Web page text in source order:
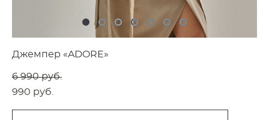
Джемпер «ADORE»
6 990 pуб.
990 pуб.